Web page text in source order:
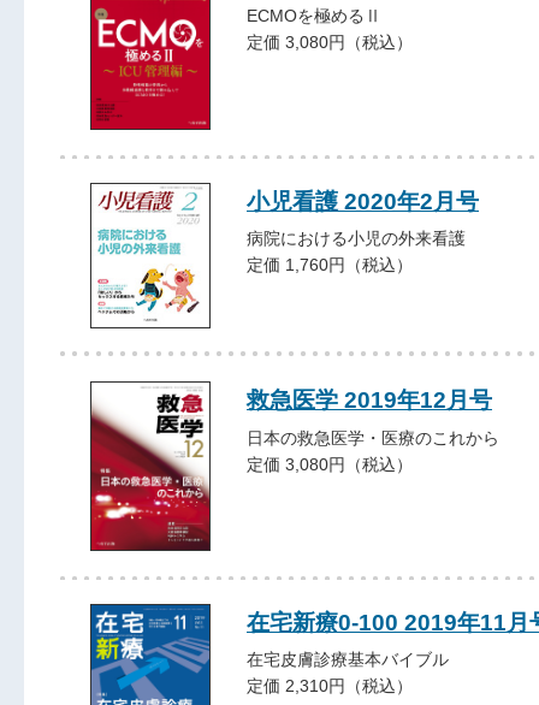
ECMOを極めるⅡ
定価 3,080円（税込）
小児看護 2020年2月号
病院における小児の外来看護
定価 1,760円（税込）
救急医学 2019年12月号
日本の救急医学・医療のこれから
定価 3,080円（税込）
在宅新療0-100 2019年11月
在宅皮膚診療基本バイブル
定価 2,310円（税込）